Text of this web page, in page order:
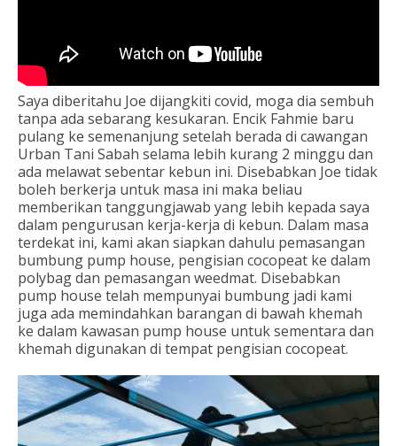
Saya diberitahu Joe dijangkiti covid, moga dia sembuh
tanpa ada sebarang kesukaran. Encik Fahmie baru
pulang ke semenanjung setelah berada di cawangan
Urban Tani Sabah selama lebih kurang 2 minggu dan
ada melawat sebentar kebun ini. Disebabkan Joe tidak
boleh berkerja untuk masa ini maka beliau
memberikan tanggungjawab yang lebih kepada saya
dalam pengurusan kerja-kerja di kebun. Dalam masa
terdekat ini, kami akan siapkan dahulu pemasangan
bumbung pump house, pengisian cocopeat ke dalam
polybag dan pemasangan weedmat. Disebabkan
pump house telah mempunyai bumbung jadi kami
juga ada memindahkan barangan di bawah khemah
ke dalam kawasan pump house untuk sementara dan
khemah digunakan di tempat pengisian cocopeat.